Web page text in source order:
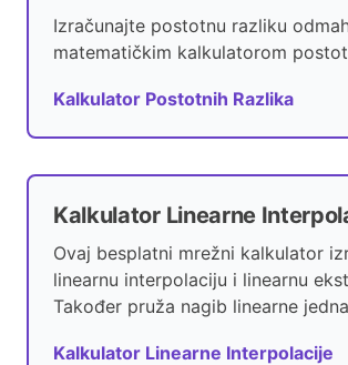
Izračunajte postotnu razliku
matematičkim kalkulatorom
Kalkulator Postotnih Razlika
Kalkulator Linearne
Ovaj besplatni mrežni kalkulator
linearnu interpolaciju i linearnu
Također pruža nagib linearne
Kalkulator Linearne Interpolacije